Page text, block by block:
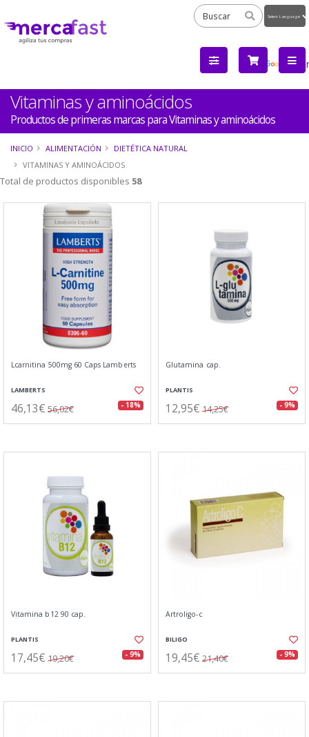
by
Vitaminas y aminoácidos
Productos de primeras marcas para Vitaminas y aminoácidos
INICIO ALIMENTACIÓN
DIETÉTICA NATURAL
VITAMINAS Y AMINOÁCIDOS
Total de productos disponibles 58
Lcarnitina 500mg 60 Caps Lamberts
LAMBERTS
46,13€ 56,02€ - 18%
Glutamina cap.
PLANTIS
12,95€ 14,25€ - 9%
Vitamina b12 90 cap.
PLANTIS
17,45€ 19,20€ - 9%
Artroligo-c
BILIGO
19,45€ 21,40€ - 9%